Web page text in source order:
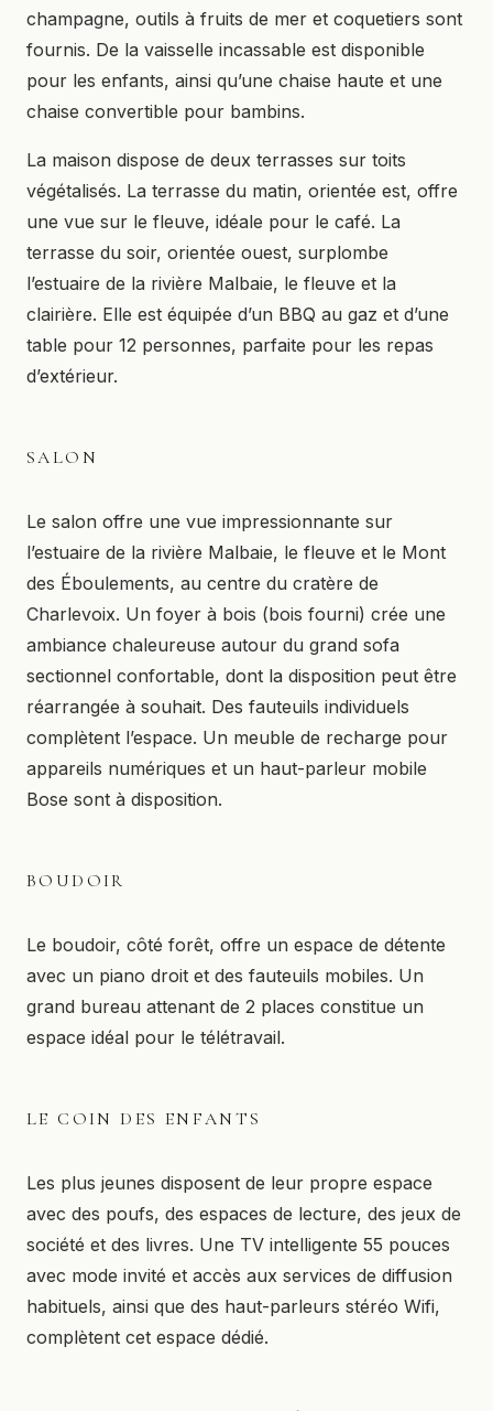
champagne, outils à fruits de mer et coquetiers sont
fournis. De la vaisselle incassable est disponible
pour les enfants, ainsi qu’une chaise haute et une
chaise convertible pour bambins.
La maison dispose de deux terrasses sur toits
végétalisés. La terrasse du matin, orientée est, offre
une vue sur le fleuve, idéale pour le café. La
terrasse du soir, orientée ouest, surplombe
l’estuaire de la rivière Malbaie, le fleuve et la
clairière. Elle est équipée d’un BBQ au gaz et d’une
table pour 12 personnes, parfaite pour les repas
d’extérieur.
SALON
Le salon offre une vue impressionnante sur
l’estuaire de la rivière Malbaie, le fleuve et le Mont
des Éboulements, au centre du cratère de
Charlevoix. Un foyer à bois (bois fourni) crée une
ambiance chaleureuse autour du grand sofa
sectionnel confortable, dont la disposition peut être
réarrangée à souhait. Des fauteuils individuels
complètent l’espace. Un meuble de recharge pour
appareils numériques et un haut-parleur mobile
Bose sont à disposition.
BOUDOIR
Le boudoir, côté forêt, offre un espace de détente
avec un piano droit et des fauteuils mobiles. Un
grand bureau attenant de 2 places constitue un
espace idéal pour le télétravail.
LE COIN DES ENFANTS
Les plus jeunes disposent de leur propre espace
avec des poufs, des espaces de lecture, des jeux de
société et des livres. Une TV intelligente 55 pouces
avec mode invité et accès aux services de diffusion
habituels, ainsi que des haut-parleurs stéréo Wifi,
complètent cet espace dédié.